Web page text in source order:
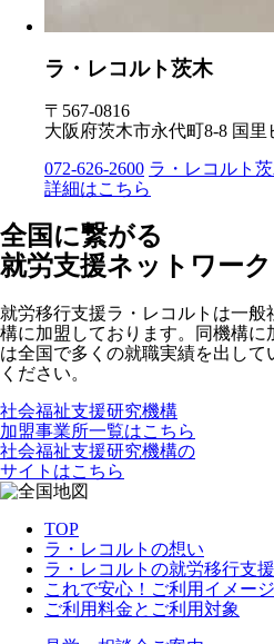
ラ・レコルト茨木
〒567-0816
大阪府茨木市永代町8-8 国里
072-626-2600 ラ・レコルト
詳細はこちら
全国に繋がる
就労支援ネットワーク
就労移行支援ラ・レコルトは一
構に加盟しております。同機構
は全国で多くの就職実績を出して
ください。
社会福祉支援研究機構
加盟事業所一覧はこちら
社会福祉支援研究機構の
サイトはこちら
TOP
ラ・レコルトの想い
ラ・レコルトの就労移行支援
これで安心！ご利用イメージ
ご利用料金とご利用対象